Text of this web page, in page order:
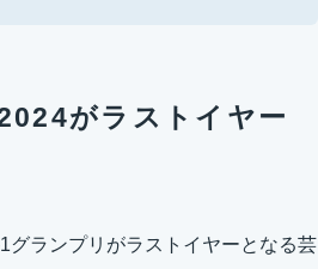
がラストイヤー
グランプリがラストイヤーとなる芸